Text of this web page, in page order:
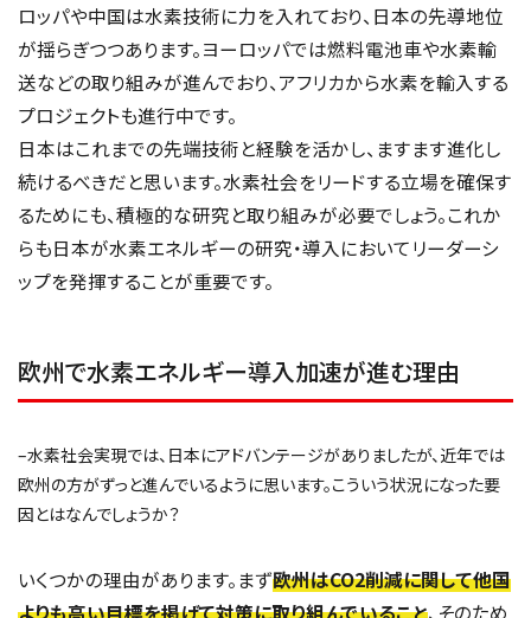
ロッパや中国は水素技術に力を入れており、日本の先導地位
が揺らぎつつあります。ヨーロッパでは燃料電池車や水素輸
送などの取り組みが進んでおり、アフリカから水素を輸入する
プロジェクトも進行中です。
日本はこれまでの先端技術と経験を活かし、ますます進化し
続けるべきだと思います。水素社会をリードする立場を確保す
るためにも、積極的な研究と取り組みが必要でしょう。これか
らも日本が水素エネルギーの研究・導入においてリーダーシ
ップを発揮することが重要です。
欧州で水素エネルギー導入加速が進む理由
–水素社会実現では、日本にアドバンテージがありましたが、近年では
欧州の方がずっと進んでいるように思います。こういう状況になった要
因とはなんでしょうか？
いくつかの理由があります。まず欧州はCO2削減に関して他国
よりも高い目標を掲げて対策に取り組んでいること、そのため